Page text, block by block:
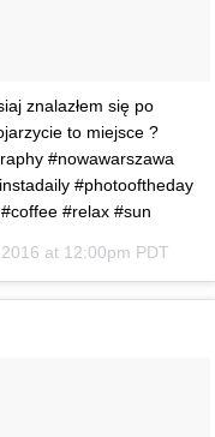
znalazłem się po
to miejsce ?
#nowawarszawa
#photooftheday
#relax #sun
at 12:00pm PDT